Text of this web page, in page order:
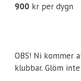
900 kr per dygn
OBS! Ni kommer
klubbar. Glöm